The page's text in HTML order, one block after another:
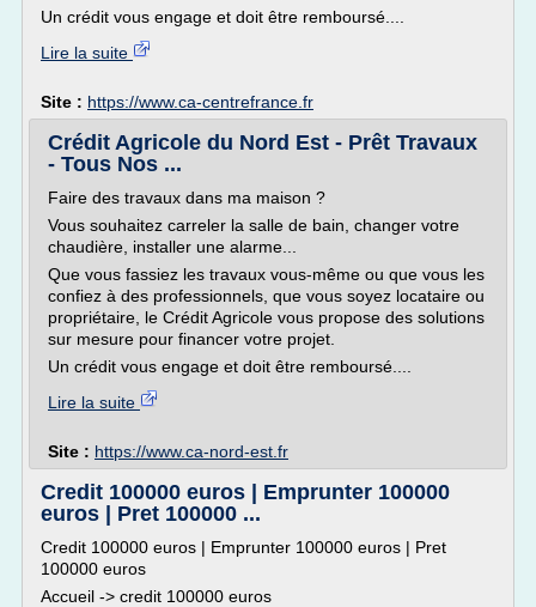
Un crédit vous engage et doit être remboursé....
Lire la suite
Site : https://www.ca-centrefrance.fr
Crédit Agricole du Nord Est - Prêt Travaux
- Tous Nos ...
Faire des travaux dans ma maison ?
Vous souhaitez carreler la salle de bain, changer votre
chaudière, installer une alarme...
Que vous fassiez les travaux vous-même ou que vous les
confiez à des professionnels, que vous soyez locataire ou
propriétaire, le Crédit Agricole vous propose des solutions
sur mesure pour financer votre projet.
Un crédit vous engage et doit être remboursé....
Lire la suite
Site : https://www.ca-nord-est.fr
Credit 100000 euros | Emprunter 100000
euros | Pret 100000 ...
Credit 100000 euros | Emprunter 100000 euros | Pret
100000 euros
Accueil -> credit 100000 euros